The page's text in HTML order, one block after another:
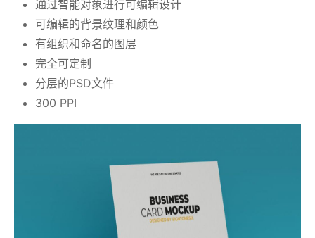
通过智能对象进行可编辑设计
可编辑的背景纹理和颜色
有组织和命名的图层
完全可定制
分层的PSD文件
300 PPI